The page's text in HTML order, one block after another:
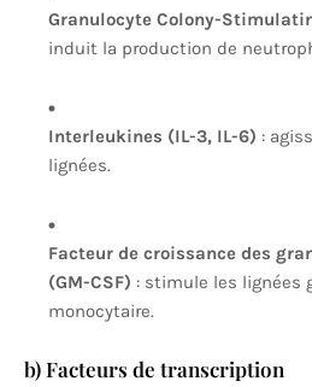
Granulocyte Colony-
induit la production de
Interleukines (IL-3, IL-6) :
lignées.
Facteur de croissance des
(GM-CSF) : stimule les lignées
monocytaire.
b) Facteurs de transcription